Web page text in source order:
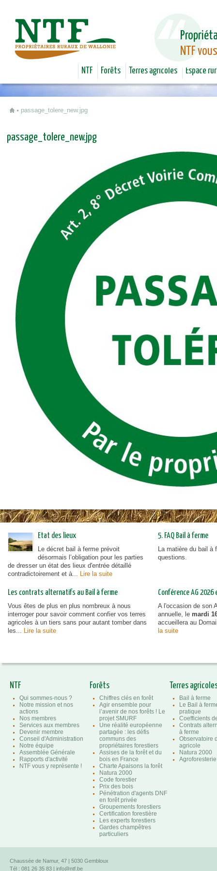
NTF
NTF Forêts Terres agricoles Espace
passage_tolere_new.jpg
passage_tolere_new.jpg
Etat des lieux
Le décret bail à ferme prévoit
désormais l’obligation pour les parties
de dresser un état des lieux d'entrée détaillé
contradictoirement et à... Lire la suite
5. FAQ Bail à ferme
La matière du bail à
questions.
Les contrats alternatifs au Bail à ferme
Vous êtes de plus en plus nombreux à nous
interroger pour savoir comment confier vos terres
agricoles à un tiers sans pour autant tomber dans
les... Lire la suite
Conférence AG
A l'occasion de son
annuelle, le mardi
accueillera au
la suite
NTF
Qui sommes-nous ?
Notre mission et nos
actions
Nos membres
Services aux membres
Devenir membre
Conseil d'Administration
Notre équipe
Assemblée Générale
Rapports d'activité
NTF vous y représente !
Forêts
Chiffres clés en forêt
Agir ensemble pour
l’avenir de nos forêts ! Le
projet SMURF
Une réalité européenne
partagée : les défis
communs des
propriétaires forestiers
Assises de la forêt et du
bois en France
Charte Apaisons la forêt
Natura 2000
Code forestier
Prix des bois
Pénétration d'agents DNF
en forêt privée
Groupements forestiers
Certification forestière
Les experts forestiers
Gardes champêtres
particuliers
Terres
Bail à ferme
Le Bail à
pratique
Coefficients
Contrats
à ferme
Observatoire
agricole
Natura 2000
Chaussée de Namur, 47 | 5030 Gembloux
Tél : 081 26 35 83 | info@ntf.be